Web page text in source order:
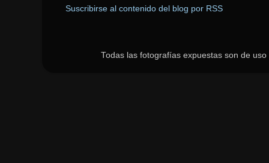
Suscribirse al contenido del blog por RSS
Todas las fotografías expuestas son de